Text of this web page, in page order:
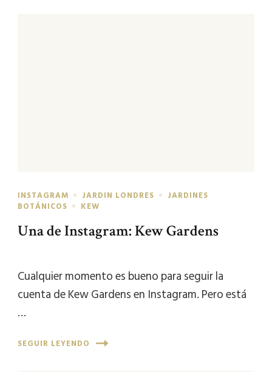
INSTAGRAM JARDIN LONDRES
JARDINES
BOTÁNICOS
KEW
Una de Instagram: Kew Gardens
Cualquier momento es bueno para seguir la
cuenta de Kew Gardens en Instagram. Pero está
…
SEGUIR LEYENDO